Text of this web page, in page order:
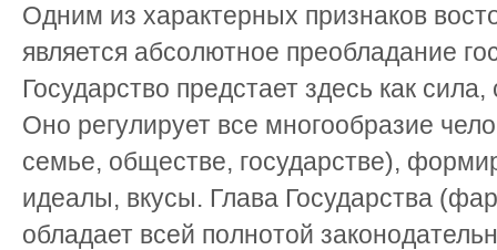
Одним из характерных признаков
является абсолютное преобладание
Государство предстает здесь как
Оно регулирует все многообразие
семье, обществе, государстве),
идеалы, вкусы. Глава Государства
обладает всей полнотой